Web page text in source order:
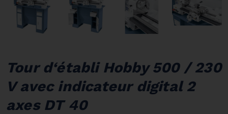
Tour d‘établi Hobby 500 / 230
V avec indicateur digital 2
axes DT 40